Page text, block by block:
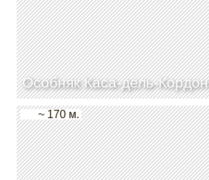
Особняк Каса-дель-Кордон
~ 170 м.